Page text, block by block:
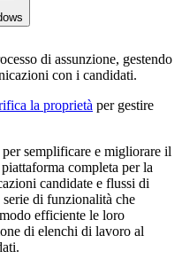
di assunzione, gestendo
con i candidati.
la proprietà per gestire
semplificare e migliorare il
completa per la
candidate e flussi di
di funzionalità che
efficiente le loro
di elenchi di lavoro al